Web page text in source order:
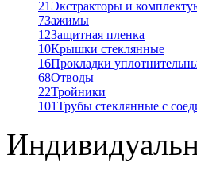
21Экстракторы и
7Зажимы
12Защитная пленка
10Крышки стеклянные
16Прокладки
68Отводы
22Тройники
101Трубы стеклянные с